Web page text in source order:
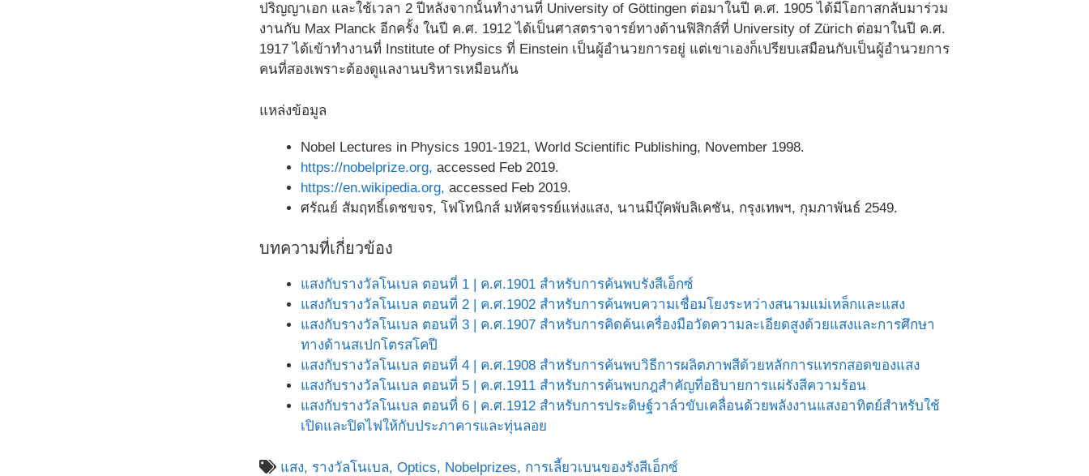
ปริญญาเอก และใช้เวลา 2 ปีหลังจากนั้นทำงานที่ University of Göttingen ต่อมาในปี ค.ศ. 1905 ได้มีโอกาสกลับมาร่วม
งานกับ Max Planck อีกครั้ง ในปี ค.ศ. 1912 ได้เป็นศาสตราจารย์ทางด้านฟิสิกส์ที่ University of Zürich ต่อมาในปี ค.ศ.
1917 ได้เข้าทำงานที่ Institute of Physics ที่ Einstein เป็นผู้อำนวยการอยู่ แต่เขาเองก็เปรียบเสมือนกับเป็นผู้อำนวยการ
คนที่สองเพราะต้องดูแลงานบริหารเหมือนกัน
แหล่งข้อมูล
Nobel Lectures in Physics 1901-1921, World Scientific Publishing, November 1998.
https://nobelprize.org, accessed Feb 2019.
https://en.wikipedia.org, accessed Feb 2019.
ศรัณย์ สัมฤทธิ์เดชขจร, โฟโทนิกส์ มหัศจรรย์แห่งแสง, นานมีบุ๊คพับลิเคชัน, กรุงเทพฯ, กุมภาพันธ์ 2549.
บทความที่เกี่ยวข้อง
แสงกับรางวัลโนเบล ตอนที่ 1 | ค.ศ.1901 สำหรับการค้นพบรังสีเอ็กซ์
แสงกับรางวัลโนเบล ตอนที่ 2 | ค.ศ.1902 สำหรับการค้นพบความเชื่อมโยงระหว่างสนามแม่เหล็กและแสง
แสงกับรางวัลโนเบล ตอนที่ 3 | ค.ศ.1907 สำหรับการคิดค้นเครื่องมือวัดความละเอียดสูงด้วยแสงและการศึกษา
ทางด้านสเปกโตรสโคปี
แสงกับรางวัลโนเบล ตอนที่ 4 | ค.ศ.1908 สำหรับการค้นพบวิธีการผลิตภาพสีด้วยหลักการแทรกสอดของแสง
แสงกับรางวัลโนเบล ตอนที่ 5 | ค.ศ.1911 สำหรับการค้นพบกฎสำคัญที่อธิบายการแผ่รังสีความร้อน
แสงกับรางวัลโนเบล ตอนที่ 6 | ค.ศ.1912 สำหรับการประดิษฐ์วาล์วขับเคลื่อนด้วยพลังงานแสงอาทิตย์สำหรับใช้
เปิดและปิดไฟให้กับประภาคารและทุ่นลอย
แสง, รางวัลโนเบล, Optics, Nobelprizes, การเลี้ยวเบนของรังสีเอ็กซ์